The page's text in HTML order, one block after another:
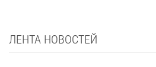
ЛЕНТА НОВОСТЕЙ